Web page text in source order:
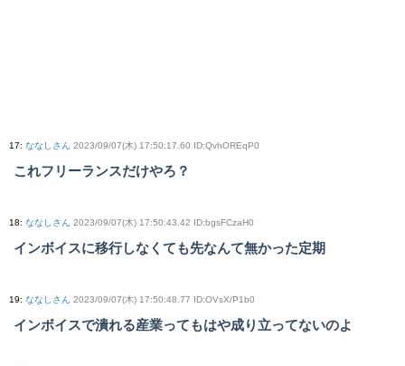
17: ななしさん 2023/09/07(木) 17:50:17.60 ID:QvhOREqP0
これフリーランスだけやろ？
18: ななしさん 2023/09/07(木) 17:50:43.42 ID:bgsFCzaH0
インボイスに移行しなくても先なんて無かった定期
19: ななしさん 2023/09/07(木) 17:50:48.77 ID:OVsX/P1b0
インボイスで潰れる産業ってもはや成り立ってないのよ